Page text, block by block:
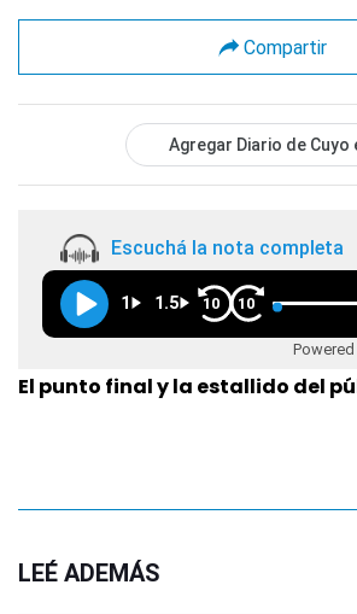
Compartir
Agregar Diario de Cuyo
Escuchá la nota completa
1 1.5 10 10
El punto final y la estallido del
LEÉ ADEMÁS